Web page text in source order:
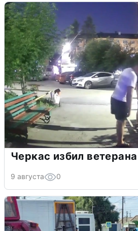
Черкас избил
9 августа 0